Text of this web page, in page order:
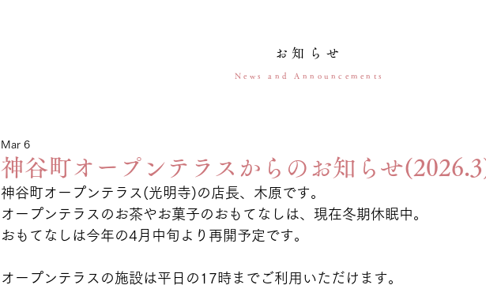
神谷町オープンテラスからのお知らせ
Mar 6
神谷町オープンテラス(光明寺)の店長、木原です。
オープンテラスのお茶やお菓子のおもてなしは、現在冬期休眠中。
おもてなしは今年の4月中旬より再開予定です。
オープンテラスの施設は平日の17時までご利用いただけます。
お知らせ
News and Announcements